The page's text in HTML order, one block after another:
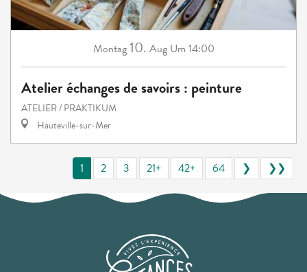
Montag 10. Aug Um 14:00
Atelier échanges de savoirs : peinture
ATELIER / PRAKTIKUM
Hauteville-sur-Mer
1 2 3 21+ 42+ 64 ❯ ❯❯